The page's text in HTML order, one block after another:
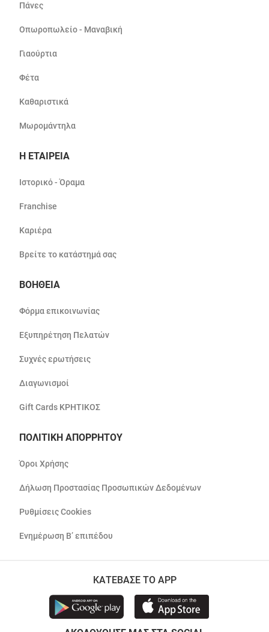
Πάνες
Οπωροπωλείο - Μαναβική
Γιαούρτια
Φέτα
Καθαριστικά
Μωρομάντηλα
Η ΕΤΑΙΡΕΙΑ
Ιστορικό - Όραμα
Franchise
Καριέρα
Βρείτε το κατάστημά σας
ΒΟΗΘΕΙΑ
Φόρμα επικοινωνίας
Εξυπηρέτηση Πελατών
Συχνές ερωτήσεις
Διαγωνισμοί
Gift Cards ΚΡΗΤΙΚΟΣ
ΠΟΛΙΤΙΚΗ ΑΠΟΡΡΗΤΟΥ
Όροι Χρήσης
Δήλωση Προστασίας Προσωπικών Δεδομένων
Ρυθμίσεις Cookies
Ενημέρωση Β’ επιπέδου
ΚΑΤΕΒΑΣΕ ΤΟ APP